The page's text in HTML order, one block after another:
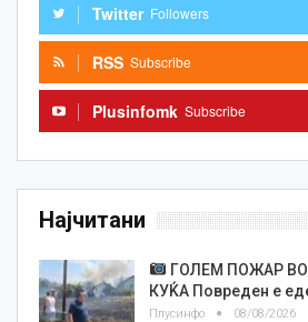
Twitter Followers
RSS Subscribe
Plusinfomk Subscribe
Најчитани
ГОЛЕМ ПОЖАР
КУЌА Повреден е
Плусинфо 08/08/2026